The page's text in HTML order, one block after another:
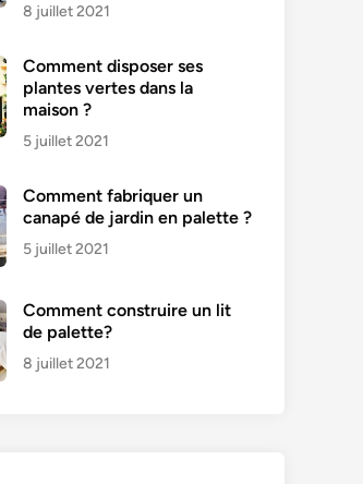
8 juillet 2021
Comment disposer ses
plantes vertes dans la
maison ?
5 juillet 2021
Comment fabriquer un
canapé de jardin en palette ?
5 juillet 2021
Comment construire un lit
de palette?
8 juillet 2021